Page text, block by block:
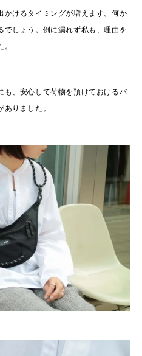
かけるタイミングが増えます。何か
でしょう。例に漏れず私も、理由を
も、安心して荷物を預けておけるバ
りました。